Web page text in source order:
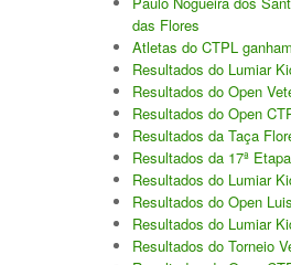
Torneio Jovens Esperanças VIII
Interclubes 2016
Torneio Open Primavera
Veteranos B Lumiar
Lumiar Kids Cup XV
Masters REVOR e Torneio Social
das Flores
Atletas do CTPL
Resultados do Lumiar
Resultados do Open
Resultados do Open
Resultados da Taça
Resultados da 17ª
Resultados do Lumiar
Resultados do Open
Resultados do Lumiar
Resultados do Torneio